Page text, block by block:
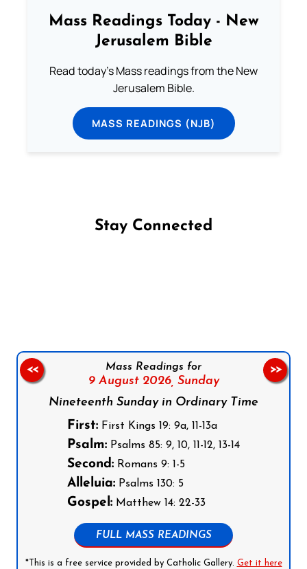
Mass Readings Today - New
Jerusalem Bible
Read today's Mass readings from the New
Jerusalem Bible.
MASS READINGS (NJB)
Stay Connected
Mass Readings for
9 August 2026, Sunday
Nineteenth Sunday in Ordinary Time
First: First Kings 19: 9a, 11-13a
Psalm: Psalms 85: 9, 10, 11-12, 13-14
Second: Romans 9: 1-5
Alleluia: Psalms 130: 5
Gospel: Matthew 14: 22-33
FULL MASS READINGS
*This is a free service provided by Catholic Gallery. Get it here
<< >>